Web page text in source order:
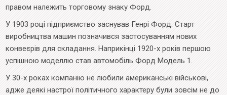
правом належить торговому знаку Форд.
У 1903 році підприємство заснував Генрі Форд. Старт
виробництва машин позначився застосуванням нових
конвеєрів для складання. Наприкінці 1920-х років першою
успішною моделлю став автомобіль Форд Модель 1.
У 30-х роках компанію не любили американські військові,
адже деякі настрої політичного характеру були зовсім не до